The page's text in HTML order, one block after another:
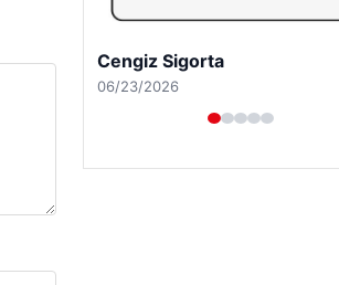
Hastaş Beton
05/26/2026